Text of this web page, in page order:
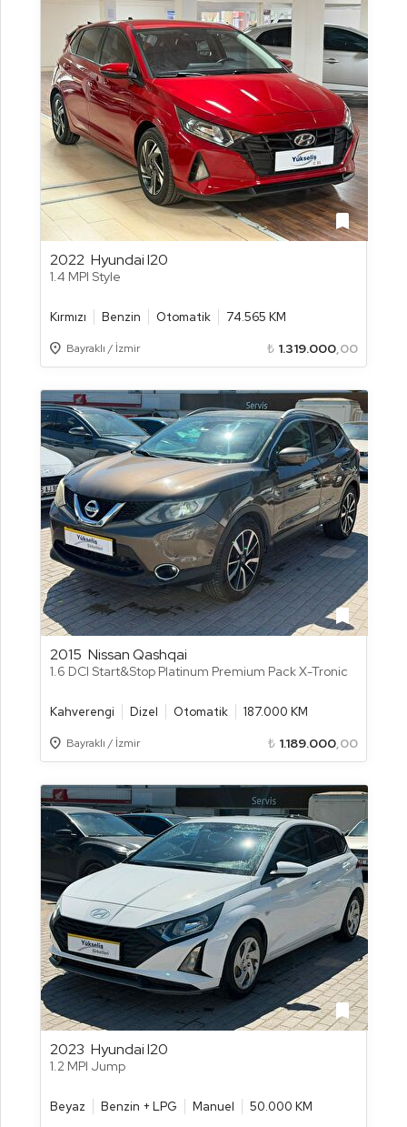
bookmark
2022 Hyundai I20
1.4 MPI Style
Kırmızı Benzin Otomatik 74.565 KM
Location_on Bayraklı / İzmir ₺ 1.319.000,00
bookmark
2015 Nissan Qashqai
1.6 DCI Start&Stop Platinum Premium Pack X-Tronic
Kahverengi Dizel Otomatik 187.000 KM
Location_on Bayraklı / İzmir ₺ 1.189.000,00
bookmark
2023 Hyundai I20
1.2 MPI Jump
Beyaz Benzin + LPG Manuel 50.000 KM